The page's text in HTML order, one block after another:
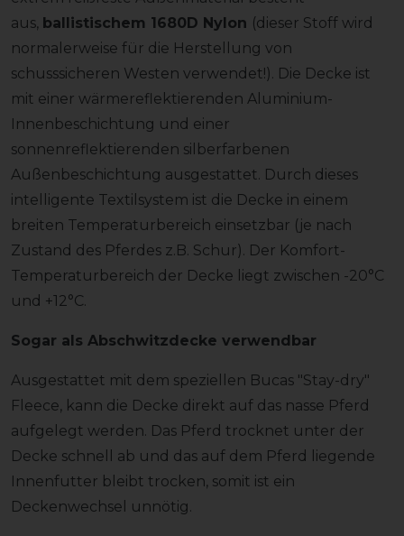
aus, ballistischem 1680D Nylon (dieser Stoff wird
normalerweise für die Herstellung von
schusssicheren Westen verwendet!). Die Decke ist
mit einer wärmereflektierenden Aluminium-
Innenbeschichtung und einer
sonnenreflektierenden silberfarbenen
Außenbeschichtung ausgestattet. Durch dieses
intelligente Textilsystem ist die Decke in einem
breiten Temperaturbereich einsetzbar (je nach
Zustand des Pferdes z.B. Schur). Der Komfort-
Temperaturbereich der Decke liegt zwischen -20°C
und +12°C.
Sogar als Abschwitzdecke verwendbar
Ausgestattet mit dem speziellen Bucas "Stay-dry"
Fleece, kann die Decke direkt auf das nasse Pferd
aufgelegt werden. Das Pferd trocknet unter der
Decke schnell ab und das auf dem Pferd liegende
Innenfutter bleibt trocken, somit ist ein
Deckenwechsel unnötig.